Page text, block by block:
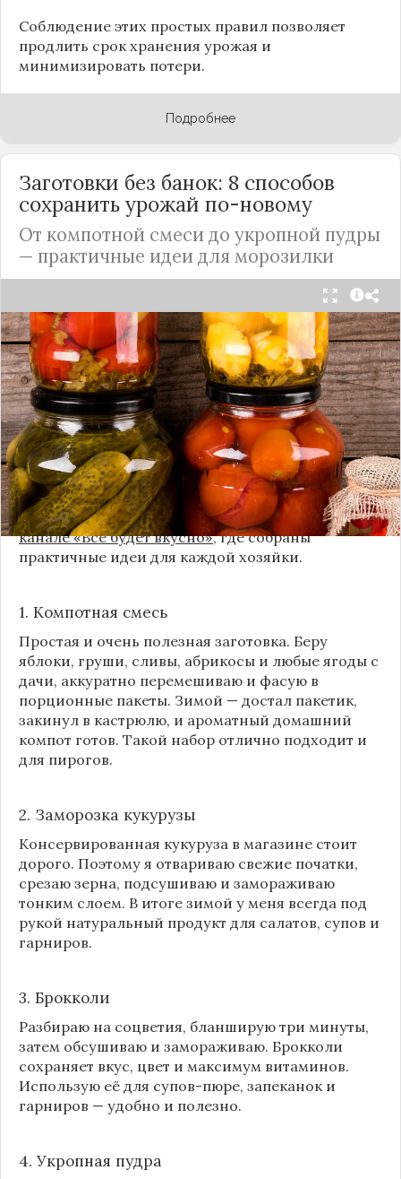
Соблюдение этих простых правил позволяет
продлить срок хранения урожая и
минимизировать потери.
Подробнее
Заготовки без банок: 8 способов
сохранить урожай по-новому
От компотной смеси до укропной пудры
— практичные идеи для морозилки
Каждый год, когда приходит пора богатого
урожая, я стараюсь сохранить максимум летних
витаминов. Закатки в банки — это, безусловно,
классика, которая никуда не уходит из нашей
жизни. Но современный подход к хранению
продуктов показывает, что есть и более простые,
быстрые и удобные способы.
Сегодня я делюсь своими любимыми рецептами
без банок и долгих стерилизаций. Подробнее и с
пошаговыми инструкциями их можно найти на
канале «Все будет вкусно», где собраны
практичные идеи для каждой хозяйки.
1. Компотная смесь
Простая и очень полезная заготовка. Беру
яблоки, груши, сливы, абрикосы и любые ягоды с
дачи, аккуратно перемешиваю и фасую в
порционные пакеты. Зимой — достал пакетик,
закинул в кастрюлю, и ароматный домашний
компот готов. Такой набор отлично подходит и
для пирогов.
2. Заморозка кукурузы
Консервированная кукуруза в магазине стоит
дорого. Поэтому я отвариваю свежие початки,
срезаю зерна, подсушиваю и замораживаю
тонким слоем. В итоге зимой у меня всегда под
рукой натуральный продукт для салатов, супов и
гарниров.
3. Брокколи
Разбираю на соцветия, бланширую три минуты,
затем обсушиваю и замораживаю. Брокколи
сохраняет вкус, цвет и максимум витаминов.
Использую её для супов-пюре, запеканок и
гарниров — удобно и полезно.
4. Укропная пудра